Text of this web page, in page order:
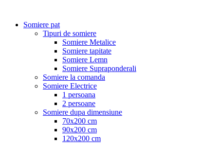
Somiere pat
Tipuri de somiere
Somiere Metalice
Somiere tapitate
Somiere Lemn
Somiere Supraponderali
Somiere la comanda
Somiere Electrice
1 persoana
2 persoane
Somiere dupa dimensiune
70x200 cm
90x200 cm
120x200 cm